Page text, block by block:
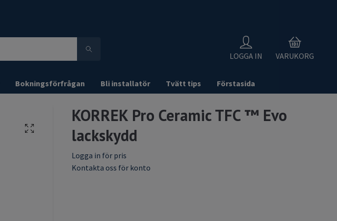
LOGGA IN
0
VARUKORG
Bokningsförfrågan Bli installatör Tvätt tips Förstasida
KORREK Pro Ceramic TFC ™ Evo
lackskydd
Logga in för pris
Kontakta oss för konto